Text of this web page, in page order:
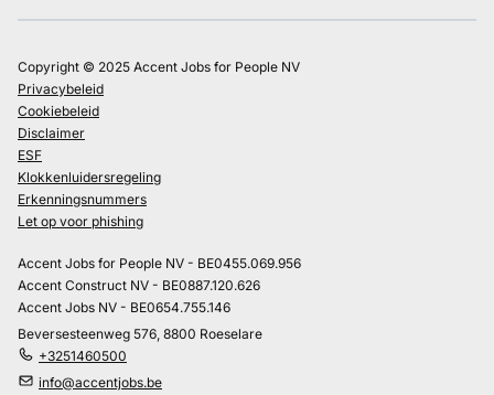
Copyright © 2025 Accent Jobs for People NV
Privacybeleid
Cookiebeleid
Disclaimer
ESF
Klokkenluidersregeling
Erkenningsnummers
Let op voor phishing
Accent Jobs for People NV - BE0455.069.956
Accent Construct NV - BE0887.120.626
Accent Jobs NV - BE0654.755.146
Beversesteenweg 576, 8800 Roeselare
+3251460500
info@accentjobs.be